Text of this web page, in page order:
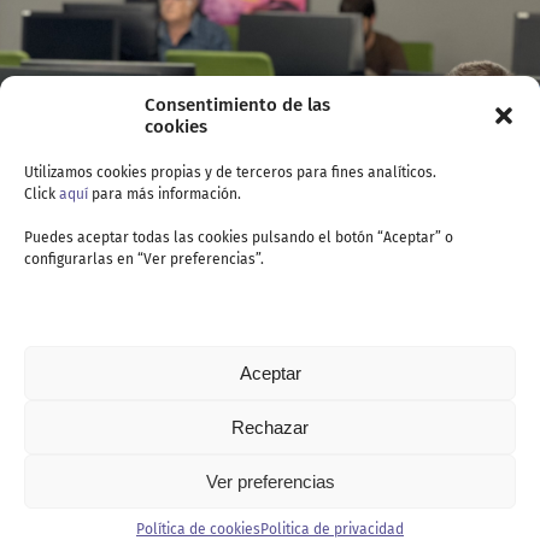
Consentimiento de las
cookies
Utilizamos cookies propias y de terceros para fines analíticos.
Click aquí para más información.
Puedes aceptar todas las cookies pulsando el botón “Aceptar” o
configurarlas en “Ver preferencias”.
Aceptar
Rechazar
Ver preferencias
Política de cookies Politica de privacidad